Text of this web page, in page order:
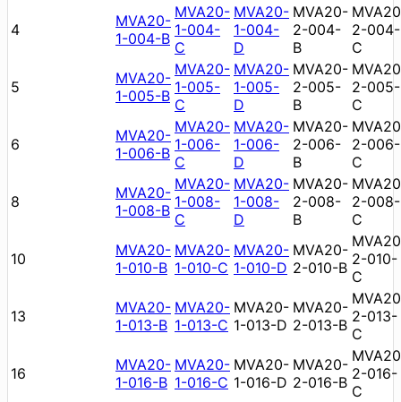
4
MVA20-
1-004-B
MVA20-
1-004-
C
MVA20-
1-004-
D
MVA20-
2-004-
B
2-004-
C
5
MVA20-
1-005-B
MVA20-
1-005-
C
MVA20-
1-005-
D
MVA20-
2-005-
B
2-005-
C
6
MVA20-
1-006-B
MVA20-
1-006-
C
MVA20-
1-006-
D
MVA20-
2-006-
B
2-006-
C
8
MVA20-
1-008-B
MVA20-
1-008-
C
MVA20-
1-008-
D
MVA20-
2-008-
B
2-008-
C
10
MVA20-
1-010-B
MVA20-
1-010-C
MVA20-
1-010-D
MVA20-
2-010-B 2-010-
C
13
MVA20-
1-013-B
MVA20-
1-013-C
MVA20-
1-013-D
MVA20-
2-013-B 2-013-
C
16
MVA20-
1-016-B
MVA20-
1-016-C
MVA20-
1-016-D
MVA20-
2-016-B 2-016-
C